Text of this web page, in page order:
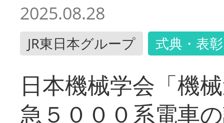
2025.08.28
JR東日本グループ 式典・表彰
日本機械学会「機
急５０００系電車